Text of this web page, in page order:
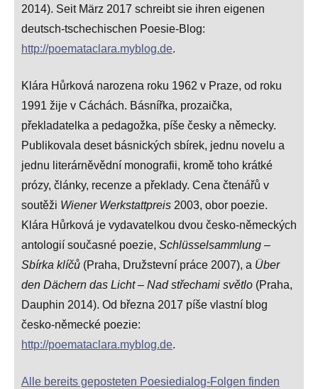
2014). Seit März 2017 schreibt sie ihren eigenen
deutsch-tschechischen Poesie-Blog:
http://poemataclara.myblog.de.
Klára Hůrková narozena roku 1962 v Praze, od roku
1991 žije v Cáchách. Básnířka, prozaička,
překladatelka a pedagožka, píše česky a německy.
Publikovala deset básnických sbírek, jednu novelu a
jednu literárněvědní monografii, kromě toho krátké
prózy, články, recenze a překlady. Cena čtenářů v
soutěži Wiener Werkstattpreis 2003, obor poezie.
Klára Hůrková je vydavatelkou dvou česko-německých
antologií současné poezie, Schlüsselsammlung –
Sbírka klíčů (Praha, Družstevní práce 2007), a Über
den Dächern das Licht – Nad střechami světlo (Praha,
Dauphin 2014). Od března 2017 píše vlastní blog
česko-německé poezie:
http://poemataclara.myblog.de.
Alle bereits geposteten Poesiedialog-Folgen finden